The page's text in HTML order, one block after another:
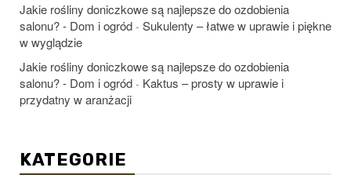
Jakie rośliny doniczkowe są najlepsze do ozdobienia
salonu? - Dom i ogród - Sukulenty – łatwe w uprawie i piękne
w wyglądzie
Jakie rośliny doniczkowe są najlepsze do ozdobienia
salonu? - Dom i ogród - Kaktus – prosty w uprawie i
przydatny w aranżacji
KATEGORIE